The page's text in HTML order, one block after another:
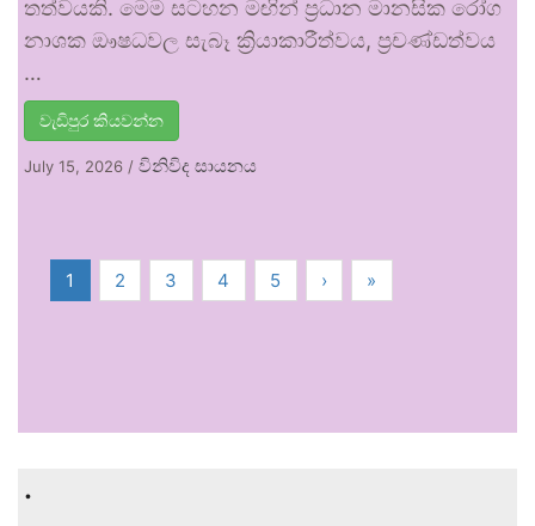
තත්වයකි. මෙම සටහන මඟින් ප්‍රධාන මානසික රෝග
නාශක ඖෂධවල සැබෑ ක්‍රියාකාරීත්වය, ප්‍රචණ්ඩත්වය
…
වැඩිපුර කියවන්න
July 15, 2026 / විනිවිද සායනය
1 2 3 4 5 › »
.